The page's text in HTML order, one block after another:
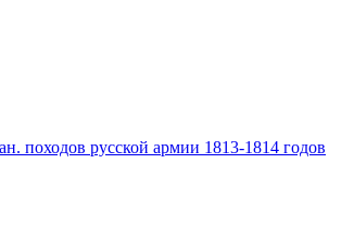
походов русской армии 1813-1814 годов